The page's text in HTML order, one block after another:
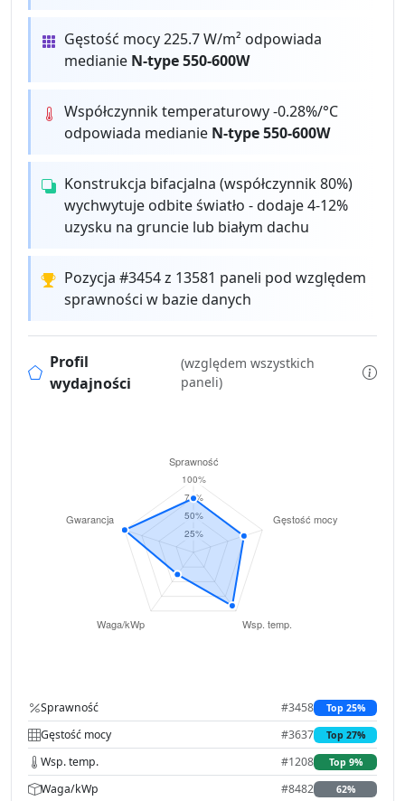
Gęstość mocy 225.7 W/m² odpowiada
medianie N-type 550-600W
Współczynnik temperaturowy -0.28%/°C
odpowiada medianie N-type 550-600W
Konstrukcja bifacjalna (współczynnik 80%)
wychwytuje odbite światło - dodaje 4-12%
uzysku na gruncie lub białym dachu
Pozycja #3454 z 13581 paneli pod względem
sprawności w bazie danych
Profil
wydajności
(względem wszystkich
paneli)
Sprawność #3458 Top 25%
Gęstość mocy #3637 Top 27%
Wsp. temp. #1208 Top 9%
Waga/kWp #8482 62%